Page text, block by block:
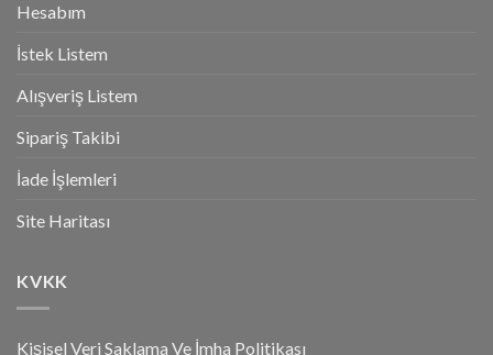
Hesabım
İstek Listem
Alışveriş Listem
Sipariş Takibi
İade İşlemleri
Site Haritası
KVKK
Kişisel Veri Saklama Ve İmha Politikası